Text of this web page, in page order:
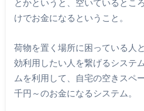
とかというと、空いているとこ
けでお金になるということ。
荷物を置く場所に困っている人
効利用したい人を繋げるシステ
ムを利用して、自宅の空きスペ
千円～のお金になるシステム。